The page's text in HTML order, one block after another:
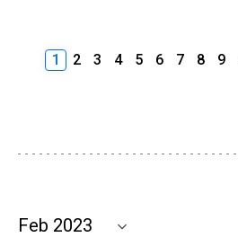
1 2 3 4 5 6 7 8 9